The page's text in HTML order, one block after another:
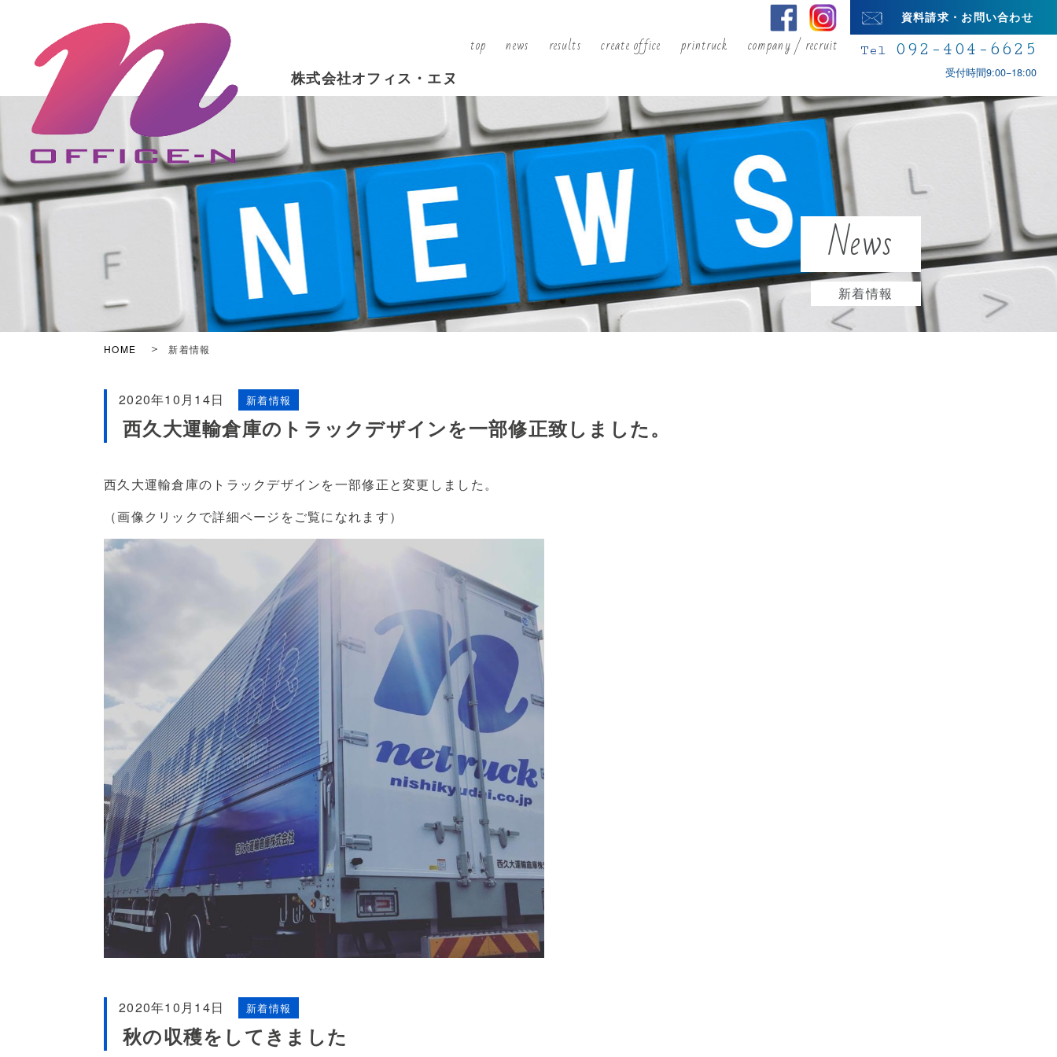
株式会社オフィス・エヌ
top news results create office printruck company / recruit
資料請求・お問い合わせ
Tel 092-404-6625
受付時間9:00−18:00
News
新着情報
HOME 新着情報
2020年10月14日 新着情報
西久大運輸倉庫のトラックデザインを一部修正致しました。
西久大運輸倉庫のトラックデザインを一部修正と変更しました。
（画像クリックで詳細ページをご覧になれます）
2020年10月14日 新着情報
秋の収穫をしてきました